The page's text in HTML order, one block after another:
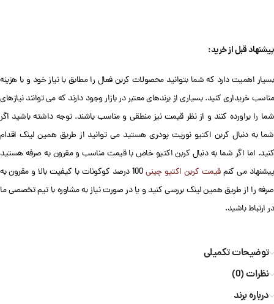
پیشنهاد قبل از خرید:
بسیار اهمیت دارد که شما بتوانید محصولات کربن فعال را مطابق با نیاز خود و با هزینه
مناسب خریداری کنید. بسیاری از برندهای معتبر در بازار وجود دارند که می توانند نیازهای
شما را براورده کنند و از نظر قیمت نیز منطقی و مناسب باشند. توجه داشته باشید اگر
شما به دنبال کربن اکتیو نوریت پودری هستید می توانید از طریق همین لینک اقدام
کنید. اما اگر شما به دنبال کربن اکتیو خاص با قیمت مناسب و مقرون به صرفه هستید
پیشنهاد می کنمقیمت کربن اکتیو چینی
100 درصد کوکونات با کیفیت بالا و مقرون به
صرفه را از طریق همین لینک بررسی کنید و یا در صورت نیاز به مشاوره با تیم تخصصی ما
در ارتباط باشید.
توضیحات تکمیلی
نظرات (0)
درباره برند